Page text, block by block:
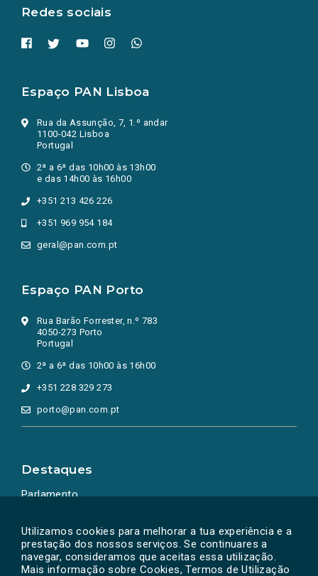
Utilizamos cookies para melhorar a tua experiência e a
prestação dos nossos serviços. Se continuares a
navegar, consideramos que aceitas essa utilização.
Mais informação sobre Cookies, Termos de Utilização
Redes sociais
Espaço PAN Lisboa
Rua da Assunção, 7, 1.º andar
1100-042 Lisboa
Portugal
2ª a 6ª das 10h00 às 13h00
e das 14h00 às 16h00
+351 213 426 226
+351 969 954 184
geral@pan.com.pt
Espaço PAN Porto
Rua Barão Forrester, n.º 783
4050-273 Porto
Portugal
2ª a 6ª das 10h00 às 16h00
+351 228 329 273
porto@pan.com.pt
Destaques
Parlamento